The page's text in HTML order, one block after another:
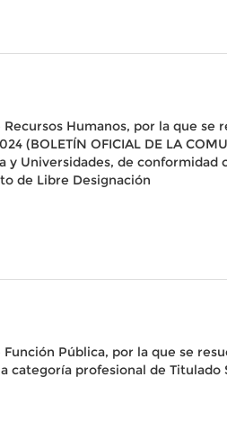
Humanos, por la que
(BOLETÍN OFICIAL DE LA
Universidades, de conformidad
de Libre Designación
Pública, por la que se
profesional de